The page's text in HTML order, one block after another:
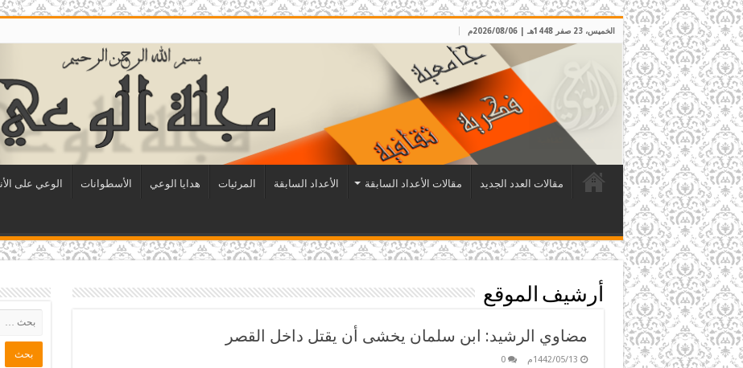
الخميس، 23 صفر 1448هـ | 2026/08/06م
مقالات العدد الجديد مقالات الأعداد السابقة الأعداد السابقة المرئيات هدايا الوعي الأسطوانات الوعي على
أرشيف الموقع
مضاوي الرشيد: ابن سلمان يخشى أن يقتل داخل القصر
1442/05/13م 0